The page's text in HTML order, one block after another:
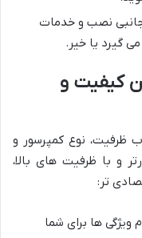
جانبی نصب و خدمات
گیرد یا خیر.
کیفیت و
ظرفیت، نوع کمپرسور و
و با ظرفیت های بالا،
تر:
ها برای شما